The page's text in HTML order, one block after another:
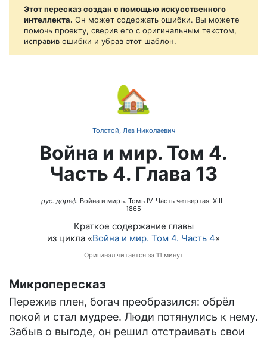
Этот пересказ создан с помощью искусственного
интеллекта. Он может содержать ошибки. Вы можете
помочь проекту, сверив его с оригинальным текстом,
исправив ошибки и убрав этот шаблон.
🏡
Толстой, Лев Николаевич
Война и мир. Том 4.
Часть 4. Глава 13
рус. дореф. Война и миръ. Томъ IV. Часть четвертая. XIII ·
1865
Краткое содержание главы
из цикла «Война и мир. Том 4. Часть 4»
Оригинал читается за 11 минут
Микропересказ
Пережив плен, богач преобразился: обрёл
покой и стал мудрее. Люди потянулись к нему.
Забыв о выгоде, он решил отстраивать свои